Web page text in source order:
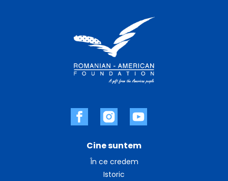
Cine suntem
În ce credem
Istoric